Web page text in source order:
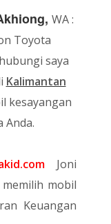
WA :
Toyota
hubungi saya
Kalimantan
kesayangan
Anda.
Joni
mobil
Keuangan